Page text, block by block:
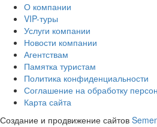
О компании
VIP-туры
Услуги компании
Новости компании
Агентствам
Памятка туристам
Политика конфиденциальности
Соглашение на обработку
Карта сайта
Создание и продвижение сайтов